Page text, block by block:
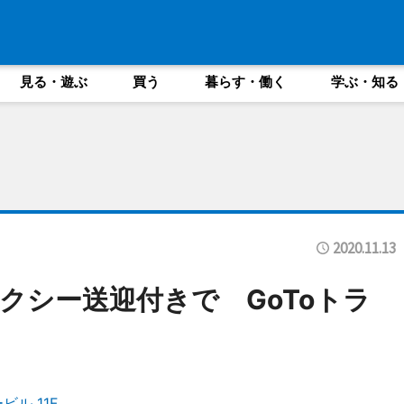
見る・遊ぶ 買う 暮らす・働く 学ぶ・知る
2020.11.13
シー送迎付きで GoToトラ